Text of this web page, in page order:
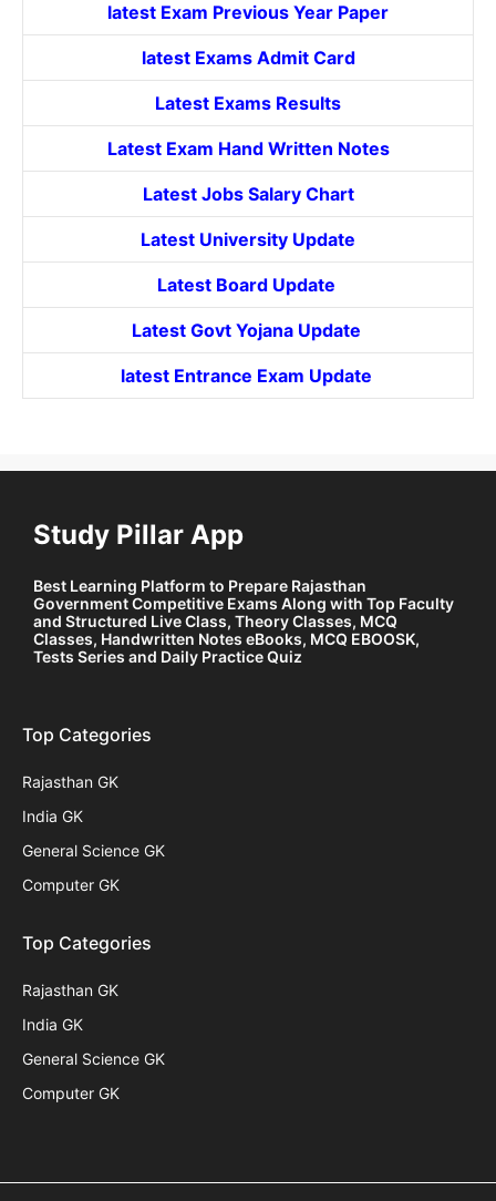
latest Exam Previous Year Paper
latest Exams Admit Card
Latest Exams Results
Latest Exam Hand Written Notes
Latest Jobs Salary Chart
Latest University Update
Latest Board Update
Latest Govt YojanaUpdate
latest Entrance Exam Update
Study Pillar App
Best Learning Platform to Prepare Rajasthan
Government Competitive Exams Along with Top Faculty
and Structured Live Class, Theory Classes, MCQ
Classes, Handwritten Notes eBooks, MCQ EBOOSK,
Tests Series and Daily Practice Quiz
Top Categories
Rajasthan GK
India GK
General Science GK
Computer GK
Top Categories
Rajasthan GK
India GK
General Science GK
Computer GK